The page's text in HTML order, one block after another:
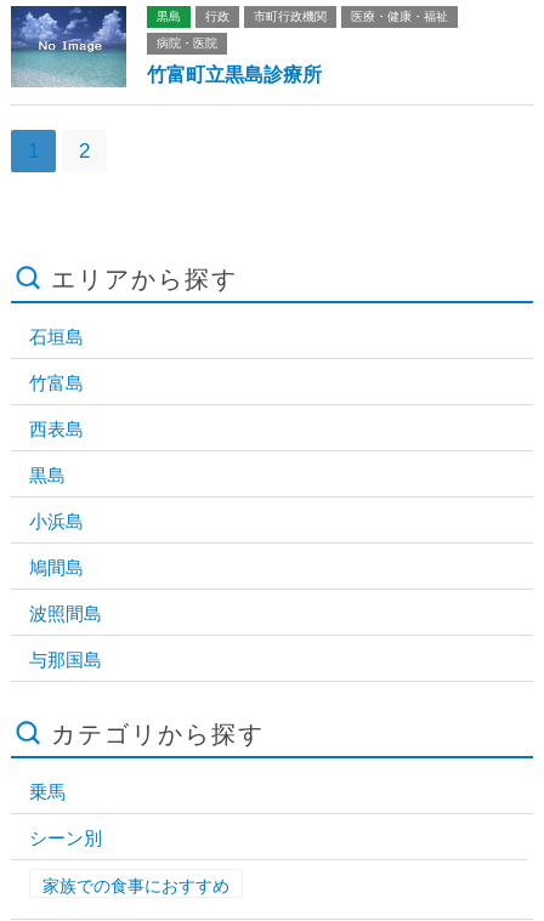
黒島 行政 市町行政機関
医療・健康・福祉
病院・医院
竹富町立黒島診療所
1 2
エリアから探す
石垣島
竹富島
西表島
黒島
小浜島
鳩間島
波照間島
与那国島
カテゴリから探す
乗馬
シーン別
家族での食事におすすめ